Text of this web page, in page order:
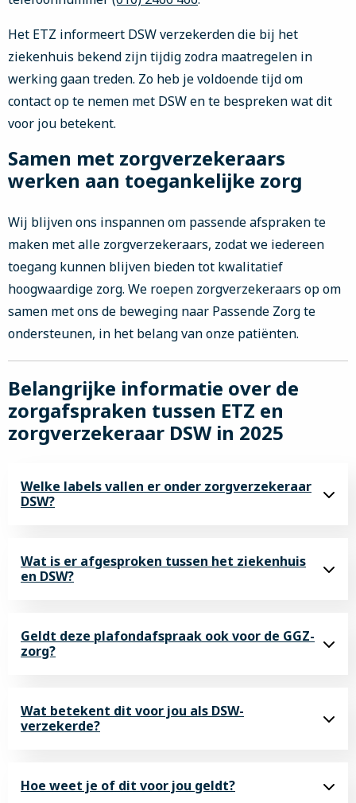
Het ETZ informeert DSW verzekerden die bij het
ziekenhuis bekend zijn tijdig zodra maatregelen in
werking gaan treden. Zo heb je voldoende tijd om
contact op te nemen met DSW en te bespreken wat dit
voor jou betekent.
Samen met zorgverzekeraars
werken aan toegankelijke zorg
Wij blijven ons inspannen om passende afspraken te
maken met alle zorgverzekeraars, zodat we iedereen
toegang kunnen blijven bieden tot kwalitatief
hoogwaardige zorg. We roepen zorgverzekeraars op om
samen met ons de beweging naar Passende Zorg te
ondersteunen, in het belang van onze patiënten.
Belangrijke informatie over de
zorgafspraken tussen ETZ en
zorgverzekeraar DSW in 2025
Welke labels vallen er onder zorgverzekeraar
DSW?
Wat is er afgesproken tussen het ziekenhuis
en DSW?
Geldt deze plafondafspraak ook voor de GGZ-
zorg?
Wat betekent dit voor jou als DSW-
verzekerde?
Hoe weet je of dit voor jou geldt?